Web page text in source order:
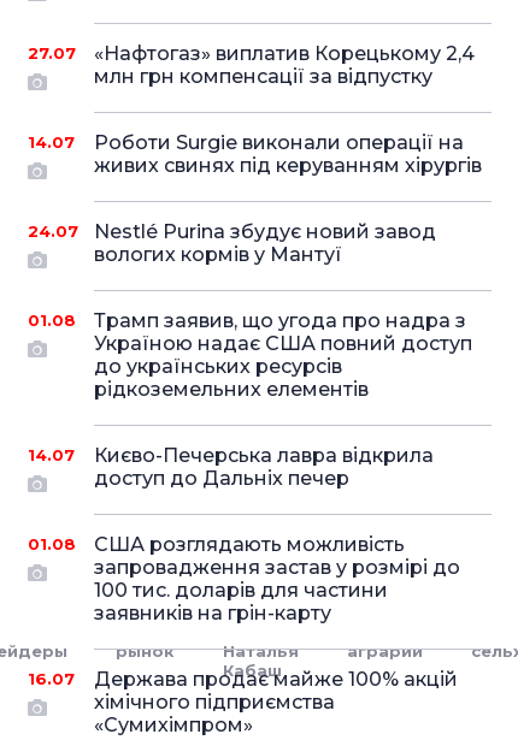
рынок
Наталья
Кабаш
аграрии
27.07
«Нафтогаз» виплатив Корецькому 2,4
млн грн компенсації за відпустку
14.07
Роботи Surgie виконали операції на
живих свинях під керуванням хірургів
24.07
Nestlé Purina збудує новий завод
вологих кормів у Мантуї
01.08
Трамп заявив, що угода про надра з
Україною надає США повний доступ
до українських ресурсів
рідкоземельних елементів
14.07
Києво-Печерська лавра відкрила
доступ до Дальніх печер
01.08
США розглядають можливість
запровадження застав у розмірі до
100 тис. доларів для частини
заявників на грін-карту
16.07
Держава продає майже 100% акцій
хімічного підприємства
«Сумихімпром»